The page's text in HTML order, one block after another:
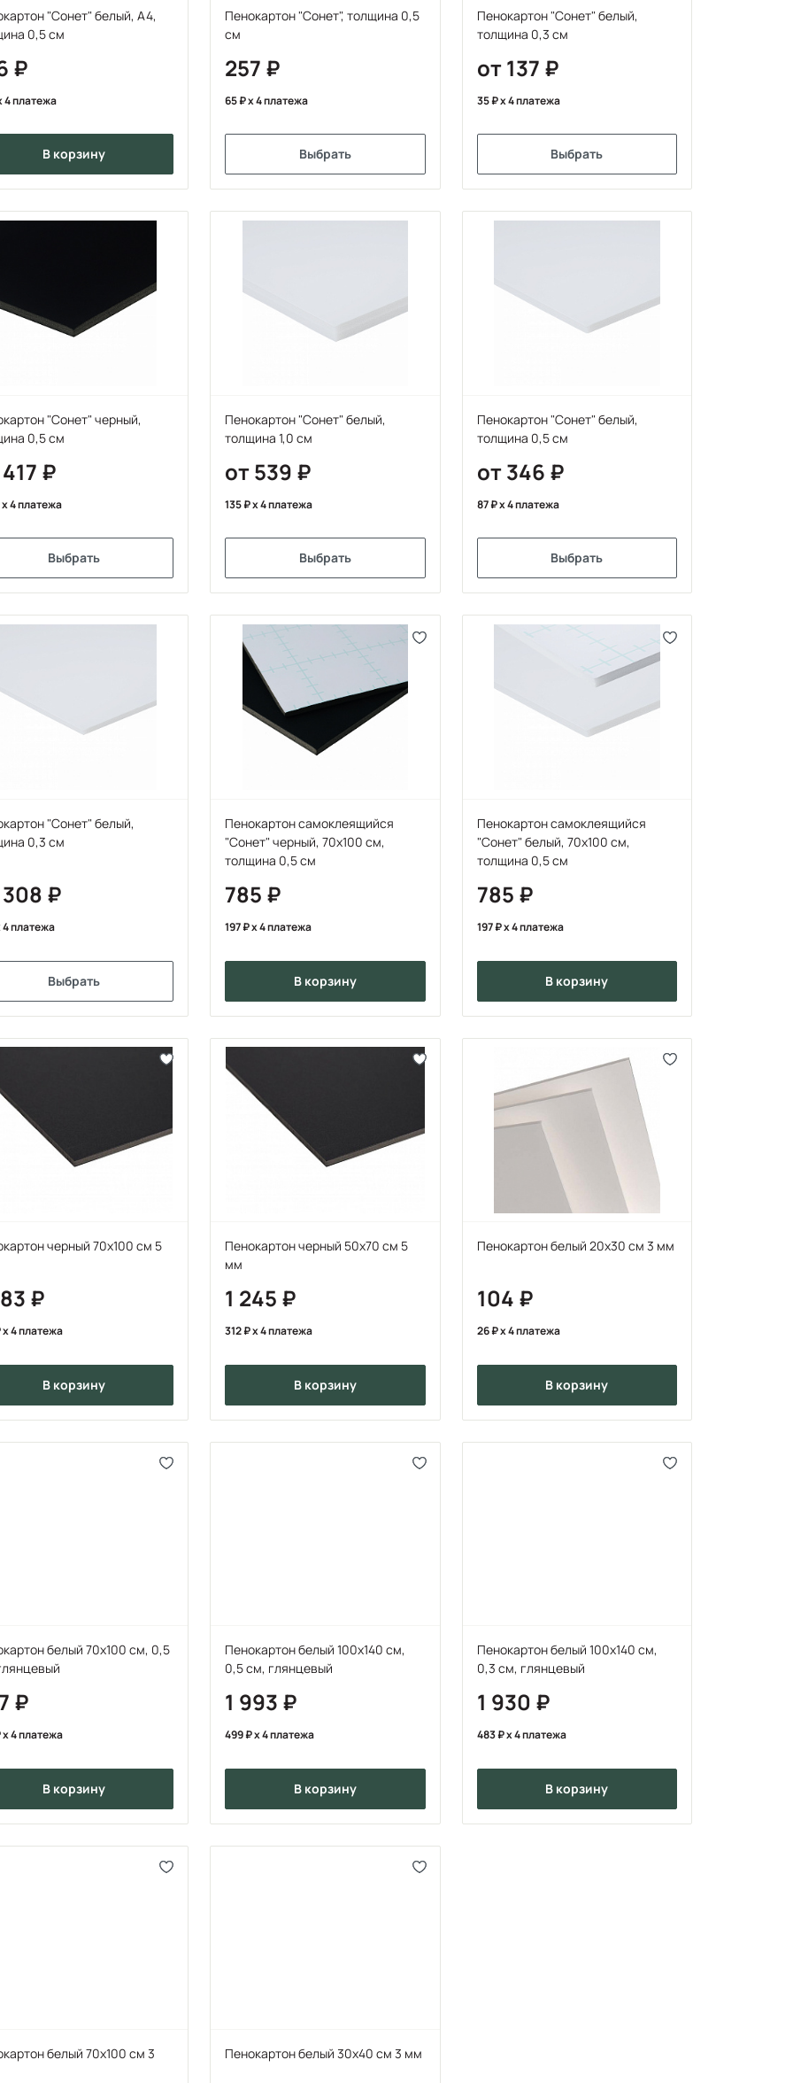
"Сонет" белый, А4,
0,5 см
4 платежа
в корзину
Пенокартон "Сонет", толщина 0,5
см
257
65 x 4 платежа
Выбрать
Пенокартон "Сонет" белый,
толщина 0,3 см
от 137
35 x 4 платежа
Выбрать
"Сонет" черный,
0,5 см
x 4 платежа
Выбрать
Пенокартон "Сонет" белый,
толщина 1,0 см
от 539
135 x 4 платежа
Выбрать
Пенокартон "Сонет" белый,
толщина 0,5 см
от 346
87 x 4 платежа
Выбрать
"Сонет" белый,
0,3 см
4 платежа
Выбрать
Пенокартон самоклеящийся
"Сонет" черный, 70х100 см,
толщина 0,5 см
785
197 x 4 платежа
в корзину
Пенокартон самоклеящийся
"Сонет" белый, 70х100 см,
толщина 0,5 см
785
197 x 4 платежа
в корзину
черный 70х100 см 5
x 4 платежа
в корзину
Пенокартон черный 50х70 см 5
мм
1 245
312 x 4 платежа
в корзину
Пенокартон белый 20х30 см 3 мм
104
26 x 4 платежа
в корзину
белый 70х100 см, 0,5
x 4 платежа
в корзину
Пенокартон белый 100х140 см,
0,5 см, глянцевый
1 993
499 x 4 платежа
в корзину
Пенокартон белый 100х140 см,
0,3 см, глянцевый
1 930
483 x 4 платежа
в корзину
белый 70х100 см 3
Пенокартон белый 30х40 см 3 мм